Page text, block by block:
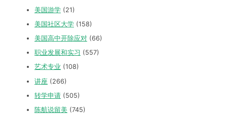
美国游学 (21)
美国社区大学 (158)
美国高中开除应对 (66)
职业发展和实习 (557)
艺术专业 (108)
讲座 (266)
转学申请 (505)
陈航说留美 (745)